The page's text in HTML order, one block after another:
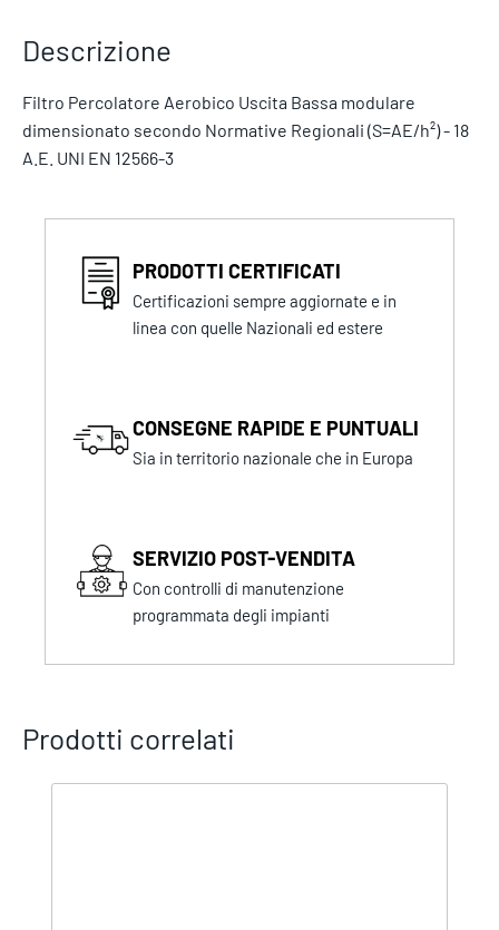
Descrizione
Filtro Percolatore Aerobico Uscita Bassa modulare
dimensionato secondo Normative Regionali (S=AE/h²) - 18
A.E. UNI EN 12566-3
PRODOTTI CERTIFICATI
Certificazioni sempre aggiornate e in
linea con quelle Nazionali ed estere
CONSEGNE RAPIDE E PUNTUALI
Sia in territorio nazionale che in Europa
SERVIZIO POST-VENDITA
Con controlli di manutenzione
programmata degli impianti
Prodotti correlati